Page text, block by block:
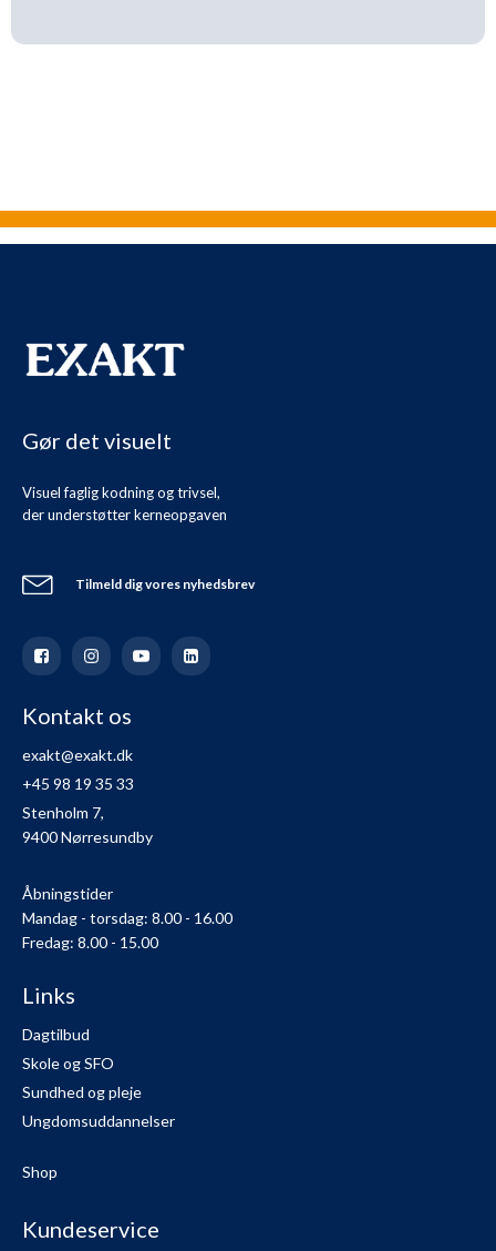
Gør det visuelt
Visuel faglig kodning og trivsel,
der understøtter kerneopgaven
Tilmeld dig vores nyhedsbrev
Kontakt os
exakt@exakt.dk
+45 98 19 35 33
Stenholm 7,
9400 Nørresundby
Åbningstider
Mandag - torsdag: 8.00 - 16.00
Fredag: 8.00 - 15.00
Links
Dagtilbud
Skole og SFO
Sundhed og pleje
Ungdomsuddannelser
Shop
Kundeservice